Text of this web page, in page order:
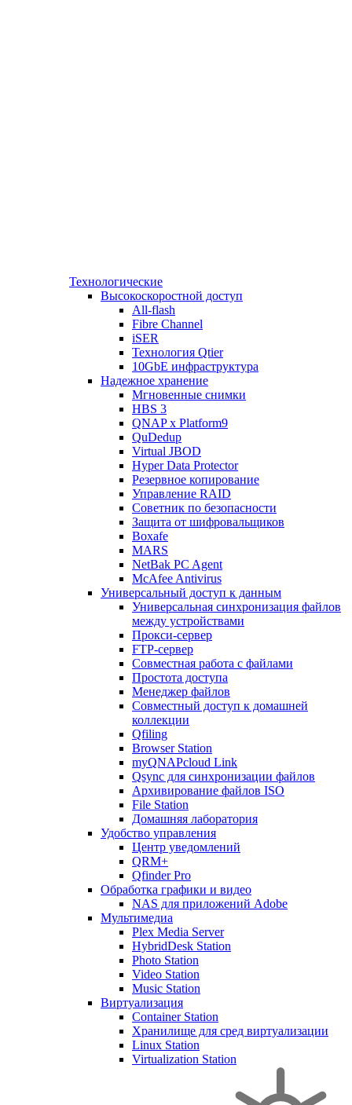
Технологические
Высокоскоростной доступ
All-flash
Fibre Channel
iSER
Технология Qtier
10GbE инфраструктура
Надежное хранение
Мгновенные снимки
HBS 3
QNAP x Platform9
QuDedup
Virtual JBOD
Hyper Data Protector
Резервное копирование
Управление RAID
Советник по безопасности
Защита от шифровальщиков
Boxafe
MARS
NetBak PC Agent
McAfee Antivirus
Универсальный доступ к данным
Универсальная синхронизация файлов
между устройствами
Прокси-сервер
FTP-сервер
Совместная работа с файлами
Простота доступа
Менеджер файлов
Совместный доступ к домашней
коллекции
Qfiling
Browser Station
myQNAPcloud Link
Qsync для синхронизации файлов
Архивирование файлов ISO
File Station
Домашняя лаборатория
Удобство управления
Центр уведомлений
QRM+
Qfinder Pro
Обработка графики и видео
NAS для приложений Adobe
Мультимедиа
Plex Media Server
HybridDesk Station
Photo Station
Video Station
Music Station
Виртуализация
Container Station
Хранилище для сред виртуализации
Linux Station
Virtualization Station